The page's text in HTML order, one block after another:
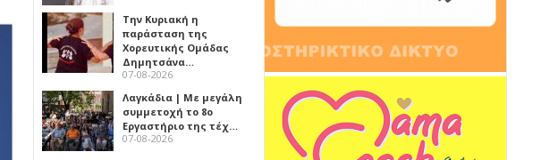
Την Κυριακή η
παράσταση της
Χορευτικής Ομάδας
Δημητσάνα…
07-08-2026
Λαγκάδια | Με μεγάλη
συμμετοχή το 8ο
Εργαστήριο της τέχ…
07-08-2026